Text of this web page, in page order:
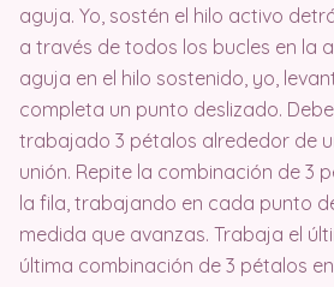
aguja. Yo, sostén el hilo activo
a través de todos los bucles en la
aguja en el hilo sostenido, yo,
completa un punto deslizado.
trabajado 3 pétalos alrededor de
unión. Repite la combinación de 3
la fila, trabajando en cada punto
medida que avanzas. Trabaja el
última combinación de 3 pétalos